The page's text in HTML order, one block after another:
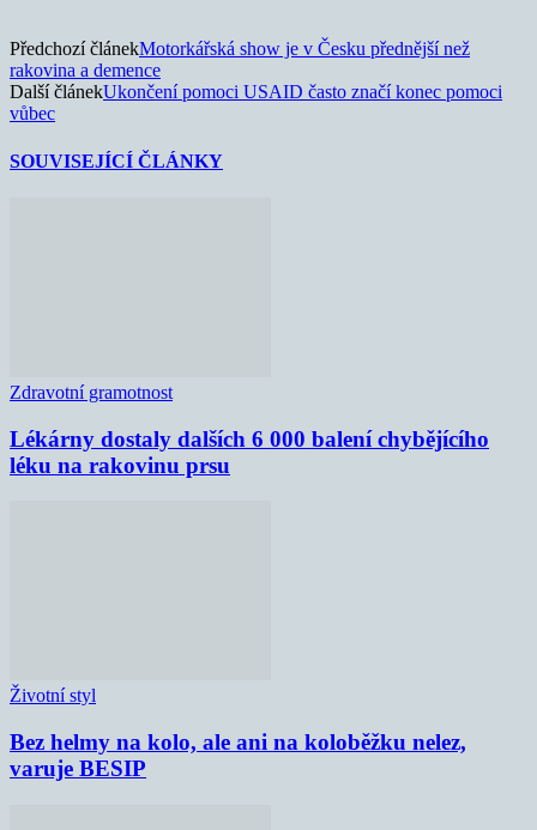
Předchozí článekMotorkářská show je v Česku přednější než
rakovina a demence
Další článekUkončení pomoci USAID často značí konec pomoci
vůbec
SOUVISEJÍCÍ ČLÁNKY
Zdravotní gramotnost
Lékárny dostaly dalších 6 000 balení chybějícího
léku na rakovinu prsu
Životní styl
Bez helmy na kolo, ale ani na koloběžku nelez,
varuje BESIP